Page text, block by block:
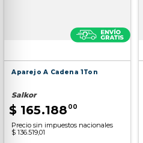
Aparejo A Cadena 1Ton
Salkor
$ 165.188 00
Precio sin impuestos nacionales
$ 136.519,01